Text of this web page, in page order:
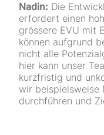
Nadin: Die
erfordert einen
grössere EVU mit
können aufgrund
nicht alle
hier kann unser
kurzfristig und
wir beispielsweise
durchführen und